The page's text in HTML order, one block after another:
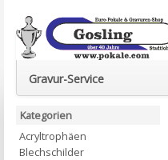
Euro-Pokale & Gravur-
Gravur-Service
Kategorien
Acryltrophäen
Blechschilder